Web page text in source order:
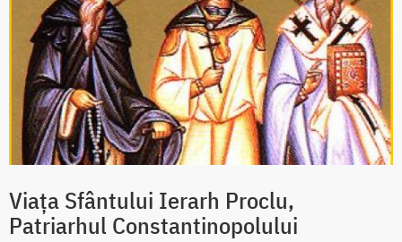
Viața Sfântului Ierarh Proclu,
Patriarhul Constantinopolului